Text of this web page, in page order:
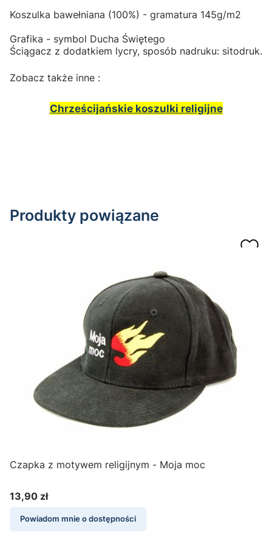
Koszulka bawełniana (100%) - gramatura 145g/m2
Grafika - symbol Ducha Świętego
Ściągacz z dodatkiem lycry, sposób nadruku: sitodruk.
Zobacz także inne :
Chrześcijańskie koszulki religijne
Produkty powiązane
Czapka z motywem religijnym - Moja moc
Cena
13,90 zł
Powiadom mnie o dostępności